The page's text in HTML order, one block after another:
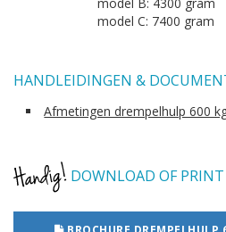
model C: 7400 gram
HANDLEIDINGEN &
Afmetingen drempelhulp 600
DOWNLOAD OF